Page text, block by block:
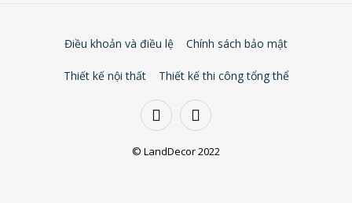
Điều khoản và điều lệ Chính sách bảo mật
Thiết kế nội thất Thiết kế thi công tổng thể
© LandDecor 2022